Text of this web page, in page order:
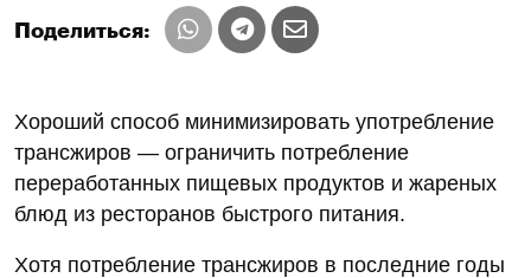
Поделиться:
Хороший способ минимизировать употребление
трансжиров — ограничить потребление
переработанных пищевых продуктов и жареных
блюд из ресторанов быстрого питания.
Хотя потребление трансжиров в последние годы